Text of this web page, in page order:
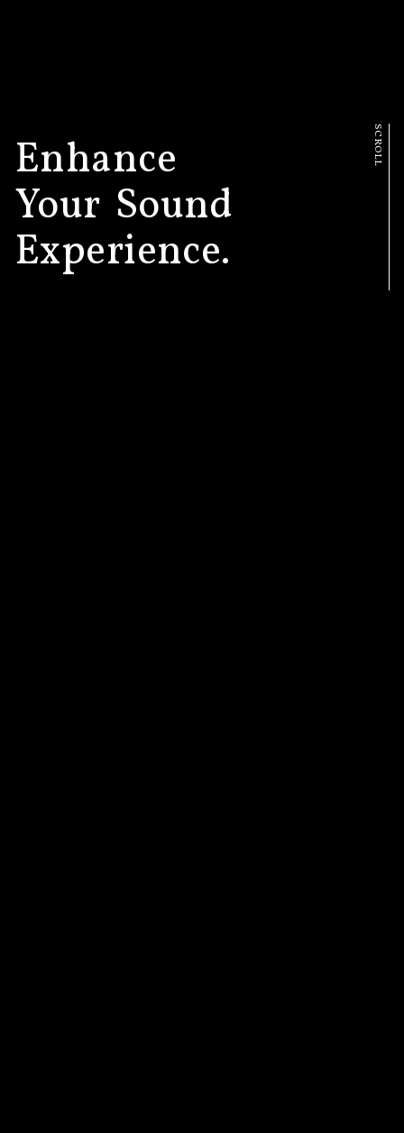
Enhance
Your Sound
Experience.